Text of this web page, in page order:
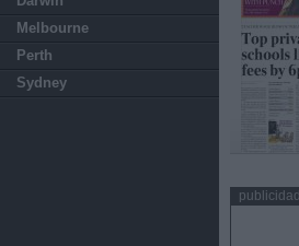
Melbourne
Perth
Sydney
publicidad